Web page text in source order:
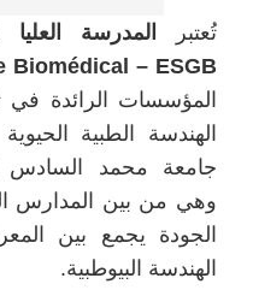
تُعتبر
Biomédical – ESGB)
المؤسسات الرائدة
الهندسة الطبية
وهي من بين المدارس
الجودة يجمع بين
الهندسة البيوطبية.